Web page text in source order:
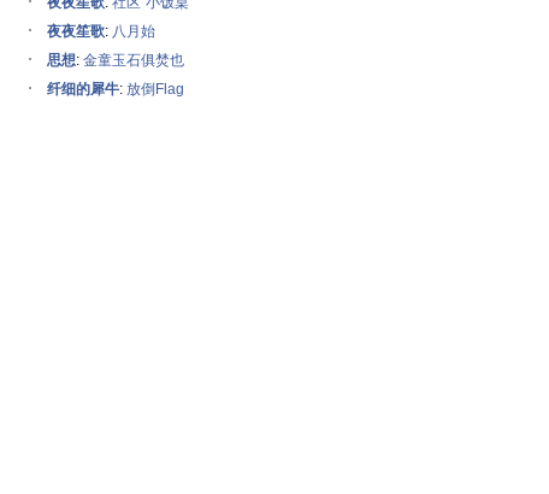
夜夜笙歌: 八月始
思想: 金童玉石俱焚也
纤细的犀牛: 放倒Flag